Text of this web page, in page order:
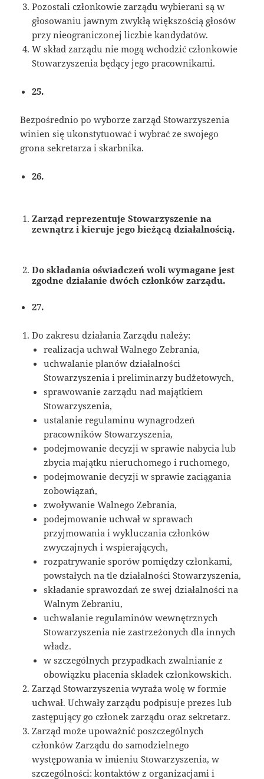
Pozostali członkowie zarządu wybierani są w
głosowaniu jawnym zwykłą większością głosów
przy nieograniczonej liczbie kandydatów.
W skład zarządu nie mogą wchodzić członkowie
Stowarzyszenia będący jego pracownikami.
25.
Bezpośrednio po wyborze zarząd Stowarzyszenia
winien się ukonstytuować i wybrać ze swojego
grona sekretarza i skarbnika.
26.
Zarząd reprezentuje Stowarzyszenie na
zewnątrz i kieruje jego bieżącą działalnością.
Do składania oświadczeń woli wymagane jest
zgodne działanie dwóch członków zarządu.
27.
Do zakresu działania Zarządu należy:
realizacja uchwał Walnego Zebrania,
uchwalanie planów działalności
Stowarzyszenia i preliminarzy budżetowych,
sprawowanie zarządu nad majątkiem
Stowarzyszenia,
ustalanie regulaminu wynagrodzeń
pracowników Stowarzyszenia,
podejmowanie decyzji w sprawie nabycia lub
zbycia majątku nieruchomego i ruchomego,
podejmowanie decyzji w sprawie zaciągania
zobowiązań,
zwoływanie Walnego Zebrania,
podejmowanie uchwał w sprawach
przyjmowania i wykluczania członków
zwyczajnych i wspierających,
rozpatrywanie sporów pomiędzy członkami,
powstałych na tle działalności Stowarzyszenia,
składanie sprawozdań ze swej działalności na
Walnym Zebraniu,
uchwalanie regulaminów wewnętrznych
Stowarzyszenia nie zastrzeżonych dla innych
władz.
w szczególnych przypadkach zwalnianie z
obowiązku płacenia składek członkowskich.
Zarząd Stowarzyszenia wyraża wolę w formie
uchwał. Uchwały zarządu podpisuje prezes lub
zastępujący go członek zarządu oraz sekretarz.
Zarząd może upoważnić poszczególnych
członków Zarządu do samodzielnego
występowania w imieniu Stowarzyszenia, w
szczególności: kontaktów z organizacjami i